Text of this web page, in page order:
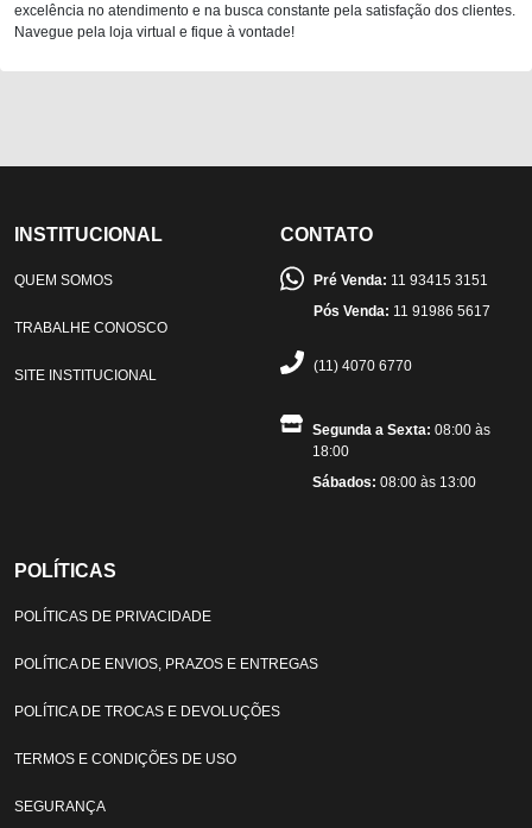
excelência no atendimento e na busca constante pela satisfação dos clientes.
Navegue pela loja virtual e fique à vontade!
INSTITUCIONAL
QUEM SOMOS
TRABALHE CONOSCO
SITE INSTITUCIONAL
CONTATO
Pré Venda: 11 93415 3151
Pós Venda: 11 91986 5617
(11) 4070 6770
Segunda a Sexta: 08:00 às
18:00
Sábados: 08:00 às 13:00
POLÍTICAS
POLÍTICAS DE PRIVACIDADE
POLÍTICA DE ENVIOS, PRAZOS E ENTREGAS
POLÍTICA DE TROCAS E DEVOLUÇÕES
TERMOS E CONDIÇÕES DE USO
SEGURANÇA